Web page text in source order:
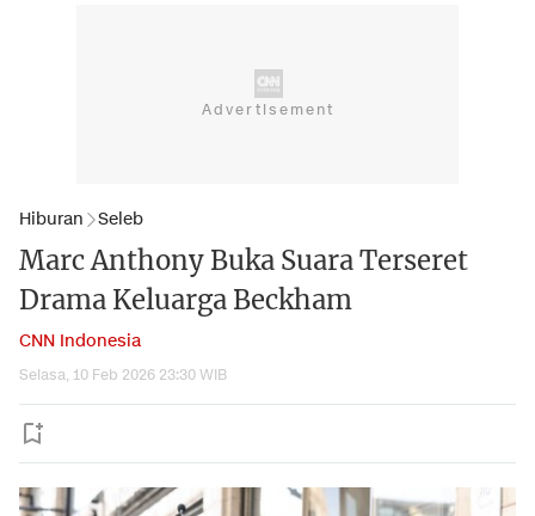
Hiburan Seleb
Marc Anthony Buka Suara Terseret
Drama Keluarga Beckham
CNN Indonesia
Selasa, 10 Feb 2026 23:30 WIB